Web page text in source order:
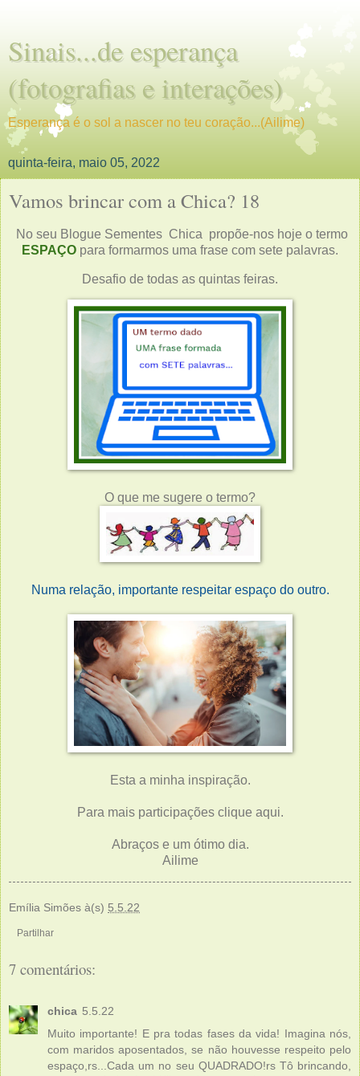
Sinais...de esperança
(fotografias e interações)
Esperança é o sol a nascer no teu coração...(Ailime)
quinta-feira, maio 05, 2022
Vamos brincar com a Chica? 18
No seu Blogue SementesChica propõe-nos hoje o termo
ESPAÇO para formarmos uma frase com sete palavras.
Desafio de todas as quintas feiras.
O que me sugere o termo?
Numa relação, importante respeitar espaço do outro.
Esta a minha inspiração.
Para mais participações clique aqui.
Abraços e um ótimo dia.
Ailime
Emília Simões à(s) 5.5.22
Partilhar
7 comentários:
chica 5.5.22
Muito importante! E pra todas fases da vida! Imagina nós,
com maridos aposentados, se não houvesse respeito pelo
espaço,rs...Cada um no seu QUADRADO!rs Tô brincando,